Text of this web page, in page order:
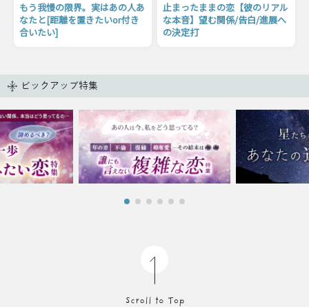
もう我慢の限界。実はあの人あ
なたと[距離を置きたいor付き
合いたい]
止まったままの恋【彼のリアル
な本音】望む関係/告白/進展へ
の決定打
ピックアップ特集